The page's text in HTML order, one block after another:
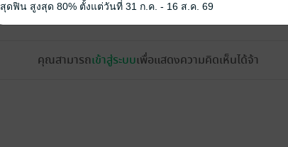
คุณสามารถเข้าสู่ระบบเพื่อแสดงความคิดเห็นได้จ้า
สุดฟิน สูงสุด 80% ตั้งแต่วันที่ 31 ก.ค. - 16 ส.ค. 69